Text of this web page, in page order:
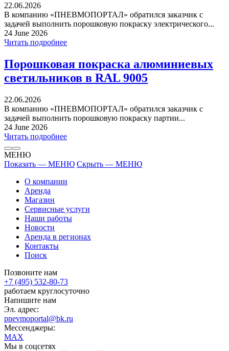
22.06.2026
В компанию «ПНЕВМОПОРТАЛ» обратился заказчик с
задачей выполнить порошковую покраску электрического...
24 June 2026
Читать подробнее
Порошковая покраска алюминиевых
светильников в RAL 9005
22.06.2026
В компанию «ПНЕВМОПОРТАЛ» обратился заказчик с
задачей выполнить порошковую покраску партии...
24 June 2026
Читать подробнее
МЕНЮ
Показать — МЕНЮ Скрыть — МЕНЮ
О компании
Аренда
Магазин
Сервисные услуги
Наши работы
Новости
Аренда в регионах
Контакты
Поиск
Позвоните нам
+7 (495) 532-80-73
работаем круглосуточно
Напишите нам
Эл. адрес:
pnevmoportal@bk.ru
Мессенджеры:
MAX
Мы в соцсетях